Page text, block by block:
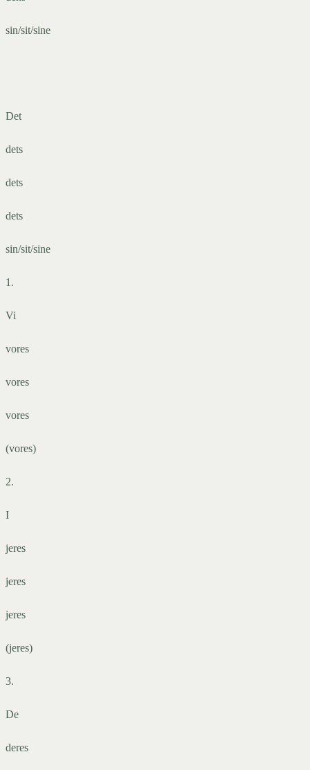
sin/sit/sine
Det
dets
dets
dets
sin/sit/sine
1.
Vi
vores
vores
vores
(vores)
2.
I
jeres
jeres
jeres
(jeres)
3.
De
deres